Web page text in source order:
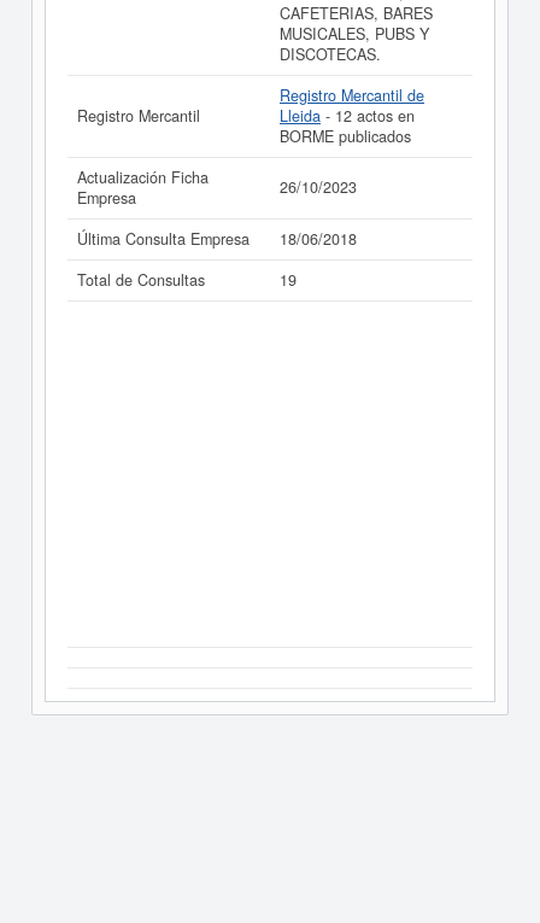
CAFETERIAS, BARES
MUSICALES, PUBS Y
DISCOTECAS.
Registro Mercantil
Registro Mercantil de
Lleida - 12 actos en
BORME publicados
Actualización Ficha
Empresa
26/10/2023
Última Consulta Empresa
18/06/2018
Total de Consultas
19